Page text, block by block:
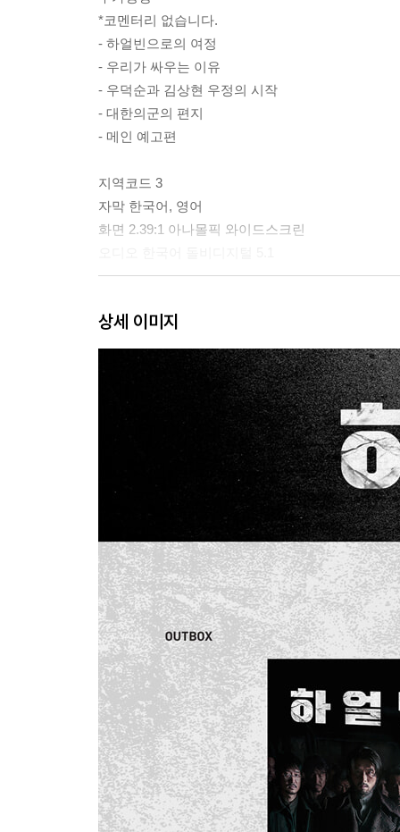
*코멘터리 없습니다.
- 하얼빈으로의 여정
- 우리가 싸우는 이유
- 우덕순과 김상현 우정의 시작
- 대한의군의 편지
- 메인 예고편
지역코드 3
자막 한국어, 영어
화면 2.39:1 아나몰픽 와이드스크린
상세 이미지